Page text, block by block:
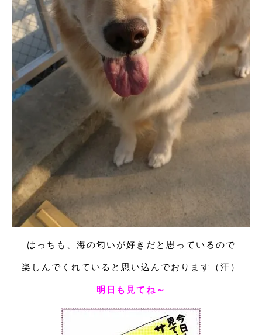
はっちも、海の匂いが好きだと思っているので
楽しんでくれていると思い込んでおります（汗）
明日も見てね～